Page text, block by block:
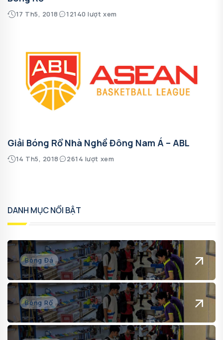
17 Th5, 2018 12140 lượt xem
Giải Bóng Rổ Nhà Nghề Đông Nam Á – ABL
14 Th5, 2018 2614 lượt xem
DANH MỤC NỔI BẬT
Bóng Đá
Bóng Rổ